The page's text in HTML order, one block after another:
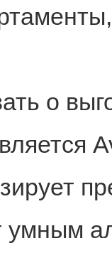
о
умным